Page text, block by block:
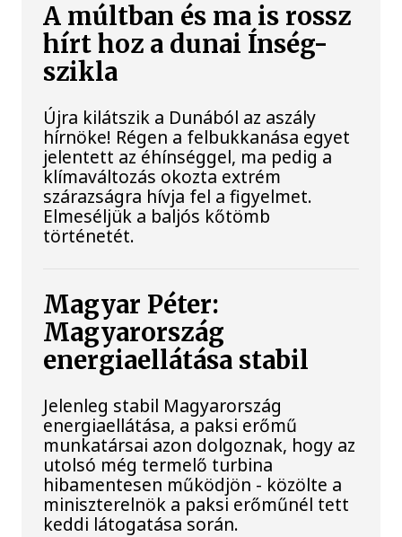
A múltban és ma is rossz
hírt hoz a dunai Ínség-
szikla
Újra kilátszik a Dunából az aszály
hírnöke! Régen a felbukkanása egyet
jelentett az éhínséggel, ma pedig a
klímaváltozás okozta extrém
szárazságra hívja fel a figyelmet.
Elmeséljük a baljós kőtömb
történetét.
Magyar Péter:
Magyarország
energiaellátása stabil
Jelenleg stabil Magyarország
energiaellátása, a paksi erőmű
munkatársai azon dolgoznak, hogy az
utolsó még termelő turbina
hibamentesen működjön - közölte a
miniszterelnök a paksi erőműnél tett
keddi látogatása során.